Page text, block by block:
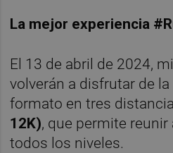
La mejor experiencia
El 13 de abril de 2024,
volverán a disfrutar de
formato en tres
12K), que permite
todos los niveles.